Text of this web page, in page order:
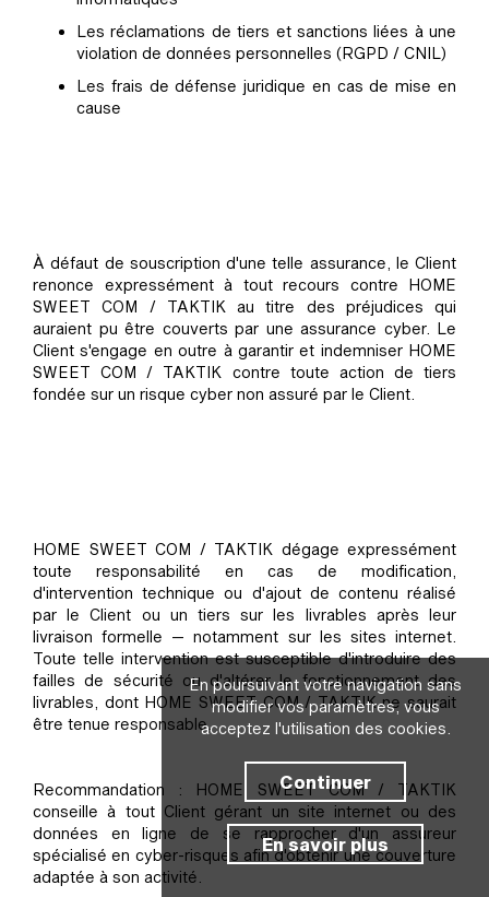
Les réclamations de tiers et sanctions liées à une
violation de données personnelles (RGPD / CNIL)
Les frais de défense juridique en cas de mise en
cause
À défaut de souscription d'une telle assurance, le Client
renonce expressément à tout recours contre HOME
SWEET COM / TAKTIK au titre des préjudices qui
auraient pu être couverts par une assurance cyber. Le
Client s'engage en outre à garantir et indemniser HOME
SWEET COM / TAKTIK contre toute action de tiers
fondée sur un risque cyber non assuré par le Client.
HOME SWEET COM / TAKTIK dégage expressément
toute responsabilité en cas de modification,
d'intervention technique ou d'ajout de contenu réalisé
par le Client ou un tiers sur les livrables après leur
livraison formelle — notamment sur les sites internet.
Toute telle intervention est susceptible d'introduire des
failles de sécurité ou d'altérer le fonctionnement des
livrables, dont HOME SWEET COM / TAKTIK ne saurait
être tenue responsable.
Recommandation : HOME SWEET COM / TAKTIK
conseille à tout Client gérant un site internet ou des
données en ligne de se rapprocher d'un assureur
spécialisé en cyber-risques afin d'obtenir une couverture
adaptée à son activité.
En poursuivant votre navigation sans
modifier vos paramètres, vous
acceptez l'utilisation des cookies.
Continuer
En savoir plus